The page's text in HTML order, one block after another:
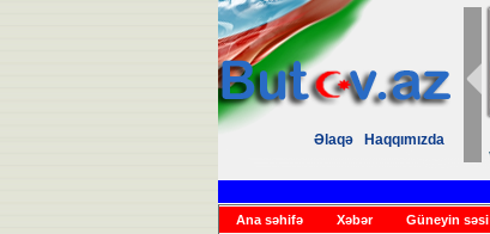
Əlaqə
Haqqımızda
Azərbaycan dili milli
professoru təbrik etdi
Ana səhifə Xəbər Güneyin səsi